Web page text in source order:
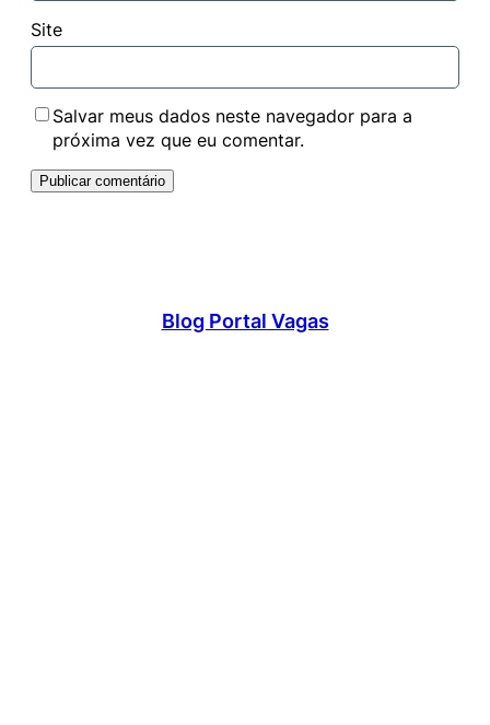
Site
Salvar meus dados neste navegador para a
próxima vez que eu comentar.
Blog Portal Vagas